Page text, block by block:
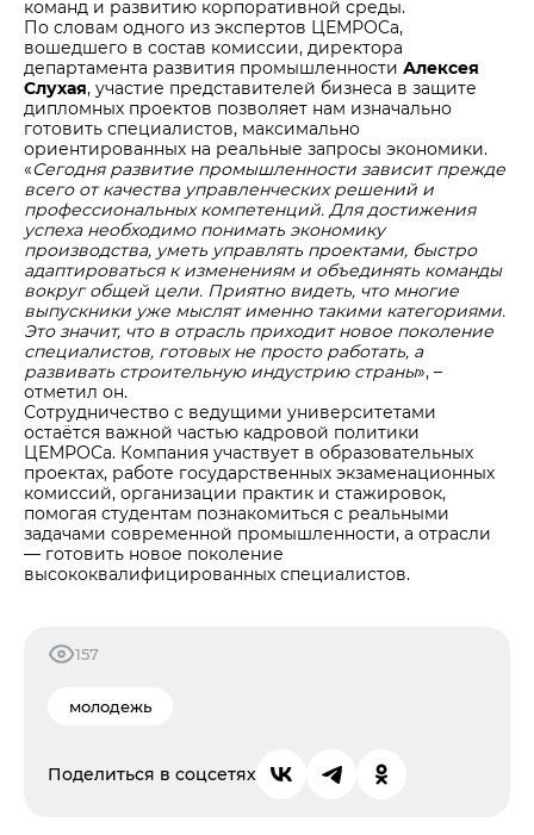
команд и развитию корпоративной среды.
По словам одного из экспертов ЦЕМРОСа,
вошедшего в состав комиссии, директора
департамента развития промышленности Алексея
Слухая, участие представителей бизнеса в защите
дипломных проектов позволяет нам изначально
готовить специалистов, максимально
ориентированных на реальные запросы экономики.
«Сегодня развитие промышленности зависит прежде
всего от качества управленческих решений и
профессиональных компетенций. Для достижения
успеха необходимо понимать экономику
производства, уметь управлять проектами, быстро
адаптироваться к изменениям и объединять команды
вокруг общей цели. Приятно видеть, что многие
выпускники уже мыслят именно такими категориями.
Это значит, что в отрасль приходит новое поколение
специалистов, готовых не просто работать, а
развивать строительную индустрию страны», –
отметил он.
Сотрудничество с ведущими университетами
остаётся важной частью кадровой политики
ЦЕМРОСа. Компания участвует в образовательных
проектах, работе государственных экзаменационных
комиссий, организации практик и стажировок,
помогая студентам познакомиться с реальными
задачами современной промышленности, а отрасли
— готовить новое поколение
высококвалифицированных специалистов.
157
молодежь
Поделиться в соцсетях